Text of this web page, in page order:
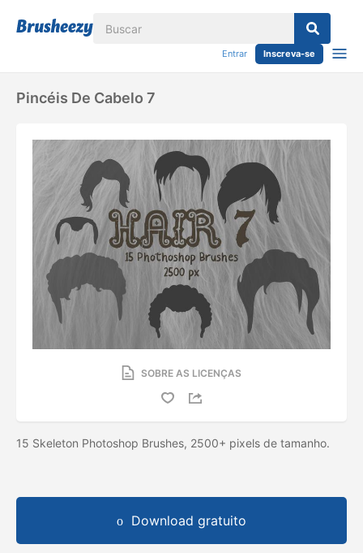
Entrar Inscreva-se
Pincéis De Cabelo 7
SOBRE AS LICENÇAS
15 Skeleton Photoshop Brushes, 2500+ pixels de tamanho.
Download gratuito